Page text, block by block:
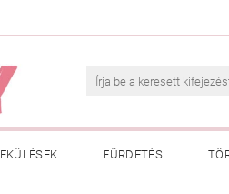
FÜRDETÉS